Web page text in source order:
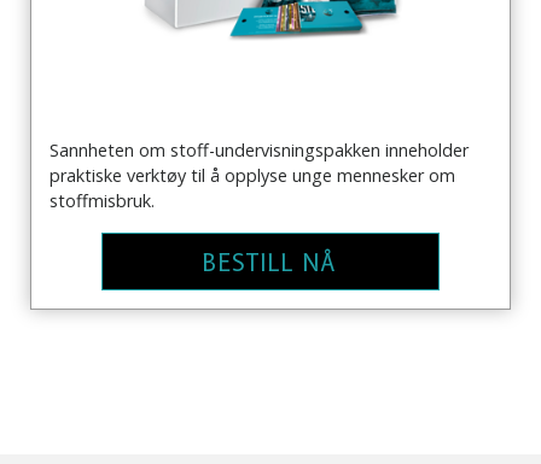
Sannheten om stoff-undervisningspakken inneholder
praktiske verktøy til å opplyse unge mennesker om
stoffmisbruk.
BESTILL NÅ